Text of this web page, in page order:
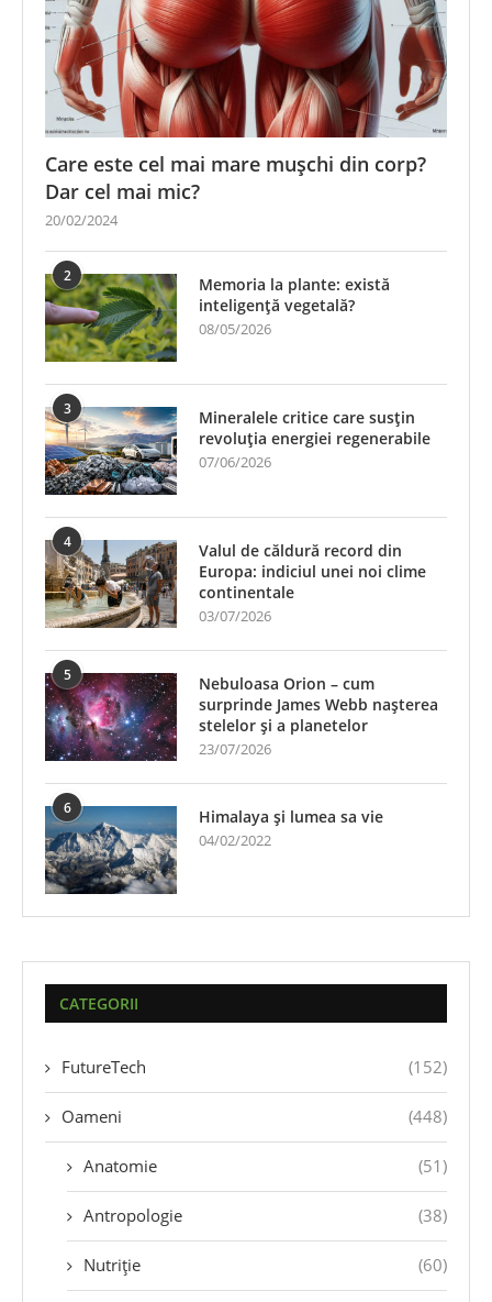
Care este cel mai mare mușchi din corp?
Dar cel mai mic?
20/02/2024
2
Memoria la plante: există
inteligență vegetală?
08/05/2026
3
Mineralele critice care susțin
revoluția energiei regenerabile
07/06/2026
4
Valul de căldură record din
Europa: indiciul unei noi clime
continentale
03/07/2026
5
Nebuloasa Orion – cum
surprinde James Webb nașterea
stelelor și a planetelor
23/07/2026
6 Himalaya și lumea sa vie
04/02/2022
CATEGORII
FutureTech (152)
Oameni (448)
Anatomie (51)
Antropologie (38)
Nutriție (60)